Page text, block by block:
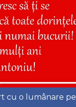
cu o lumânare